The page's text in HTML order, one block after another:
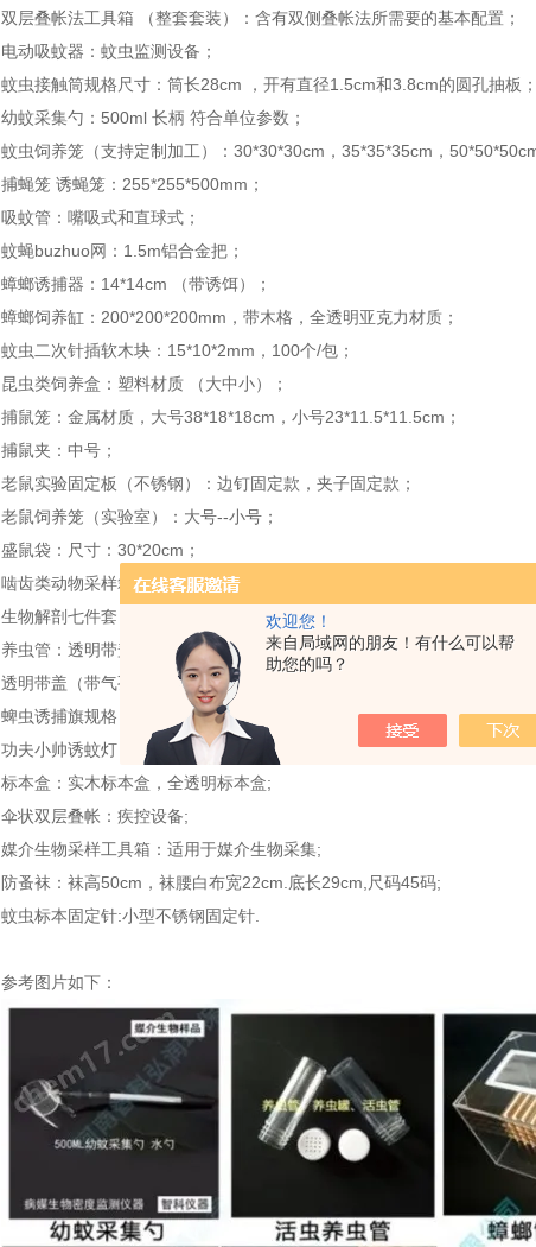
欢迎您！
来自局域网的朋友！有什么可以帮
助您的吗？
双层叠帐法工具箱 （整套套装）：含有双侧叠帐法所需要的基本配置；
电动吸蚊器：蚊虫监测设备；
蚊虫接触筒规格尺寸：筒长28cm ，开有直径1.5cm和3.8cm的圆孔抽板；
幼蚊采集勺：500ml 长柄 符合单位参数；
蚊虫饲养笼（支持定制加工）：30*30*30cm，35*35*35cm，
捕蝇笼 诱蝇笼：255*255*500mm；
吸蚊管：嘴吸式和直球式；
蚊蝇buzhuo网：1.5m铝合金把；
蟑螂诱捕器：14*14cm （带诱饵）；
蟑螂饲养缸：200*200*200mm，带木格，全透明亚克力材质；
蚊虫二次针插软木块：15*10*2mm，100个/包；
昆虫类饲养盒：塑料材质 （大中小）；
捕鼠笼：金属材质，大号38*18*18cm，小号23*11.5*11.5cm；
捕鼠夹：中号；
老鼠实验固定板（不锈钢）：边钉固定款，夹子固定款；
老鼠饲养笼（实验室）：大号--小号；
盛鼠袋：尺寸：30*20cm；
啮齿类动物采样箱：针对于啮齿动物采样30件套；
生物解剖七件套（含有优质解剖针、解剖刀、镊子、解剖剪刀等）；
养虫管：透明带盖，大号：25*85mm，小号：15*50mm；
透明带盖（带气孔）：大号带孔25*85mm；
蜱虫诱捕旗规格：60cm×90cm白色绒布；
功夫小帅诱蚊灯：光催化二氧化碳，插电式：22*22*36cm;
标本盒：实木标本盒，全透明标本盒;
伞状双层叠帐：疾控设备;
媒介生物采样工具箱：适用于媒介生物采集;
防蚤袜：袜高50cm，袜腰白布宽22cm.底长29cm,尺码45码;
蚊虫标本固定针:小型不锈钢固定针.
参考图片如下：